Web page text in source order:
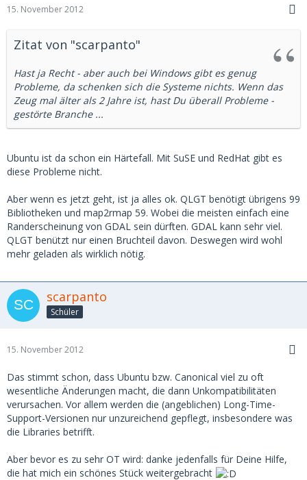
15. November 2012
Zitat von "scarpanto"
Hast ja Recht - aber auch bei Windows gibt es genug
Probleme, da schenken sich die Systeme nichts. Wenn das
Zeug mal älter als 2 Jahre ist, hast Du überall Probleme -
gestörte Branche ...
Ubuntu ist da schon ein Härtefall. Mit SuSE und RedHat gibt es
diese Probleme nicht.
Aber wenn es jetzt geht, ist ja alles ok. QLGT benötigt übrigens 99
Bibliotheken und map2rmap 59. Wobei die meisten einfach eine
Randerscheinung von GDAL sein dürften. GDAL kann sehr viel.
QLGT benützt nur einen Bruchteil davon. Deswegen wird wohl
mehr geladen als wirklich nötig.
scarpanto
Schüler
15. November 2012
Das stimmt schon, dass Ubuntu bzw. Canonical viel zu oft
wesentliche Änderungen macht, die dann Unkompatibilitäten
verursachen. Vor allem werden die (angeblichen) Long-Time-
Support-Versionen nur unzureichend gepflegt, insbesondere was
die Libraries betrifft.
Aber bevor es zu sehr OT wird: danke jedenfalls für Deine Hilfe,
die hat mich ein schönes Stück weitergebracht